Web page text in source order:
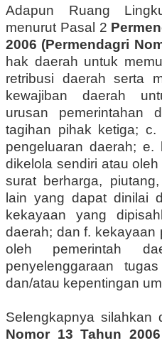
Adapun Ruang
menurut Pasal 2
2006 (Permendagri
hak daerah untuk
retribusi daerah serta
kewajiban daerah
urusan pemerintahan
tagihan pihak ketiga; c.
pengeluaran daerah;
dikelola sendiri atau
surat berharga,
lain yang dapat dinilai
kekayaan yang
daerah; dan f. kekayaan
oleh pemerintah
penyelenggaraan
dan/atau kepentingan
Selengkapnya silahkan
Nomor 13 Tahun